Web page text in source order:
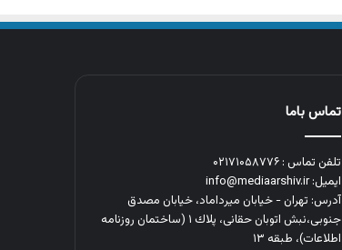
تماس باما
تلفن تماس : ۰۲۱۷۱۰۵۸۷۷۶
ایمیل: info@mediaarshiv.ir
آدرس: تهران - خیابان میرداماد، خیابان مصدق
جنوبی،نبش اتوبان حقانی، پلاك ١ (ساختمان روزنامه
اطلاعات)، طبقه ۱۳